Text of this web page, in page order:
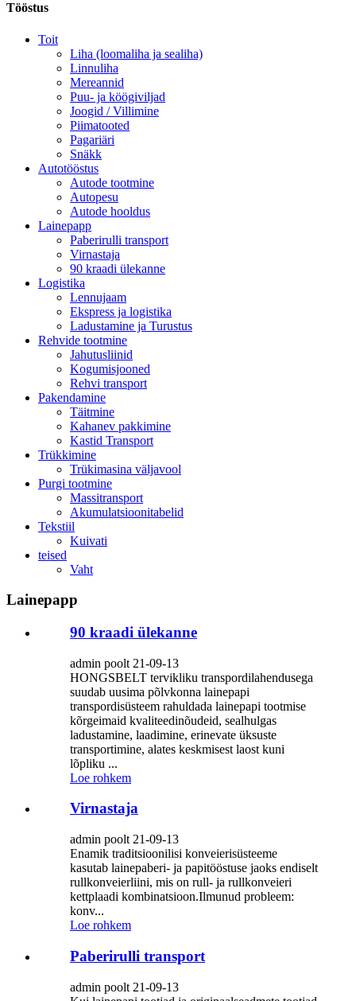
Tööstus
Toit
Liha (loomaliha ja sealiha)
Linnuliha
Mereannid
Puu- ja köögiviljad
Joogid / Villimine
Piimatooted
Pagariäri
Snäkk
Autotööstus
Autode tootmine
Autopesu
Autode hooldus
Lainepapp
Paberirulli transport
Virnastaja
90 kraadi ülekanne
Logistika
Lennujaam
Ekspress ja logistika
Ladustamine ja Turustus
Rehvide tootmine
Jahutusliinid
Kogumisjooned
Rehvi transport
Pakendamine
Täitmine
Kahanev pakkimine
Kastid Transport
Trükkimine
Trükimasina väljavool
Purgi tootmine
Massitransport
Akumulatsioonitabelid
Tekstiil
Kuivati
teised
Vaht
Lainepapp
90 kraadi ülekanne
admin poolt 21-09-13
HONGSBELT tervikliku transpordilahendusega
suudab uusima põlvkonna lainepapi
transpordisüsteem rahuldada lainepapi tootmise
kõrgeimaid kvaliteedinõudeid, sealhulgas
ladustamine, laadimine, erinevate üksuste
transportimine, alates keskmisest laost kuni
lõpliku ...
Loe rohkem
Virnastaja
admin poolt 21-09-13
Enamik traditsioonilisi konveierisüsteeme
kasutab lainepaberi- ja papitööstuse jaoks endiselt
rullkonveierliini, mis on rull- ja rullkonveieri
kettplaadi kombinatsioon.Ilmunud probleem:
konv...
Loe rohkem
Paberirulli transport
admin poolt 21-09-13